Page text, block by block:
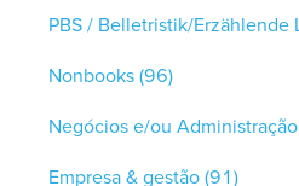
Nonbooks(96)
Negócios e/ou Administração
Empresa & gestão(91)